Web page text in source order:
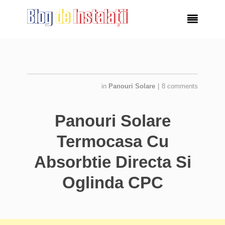

in Panouri Solare 8 comments
Panouri Solare
Termocasa Cu
Absorbtie Directa Si
Oglinda CPC